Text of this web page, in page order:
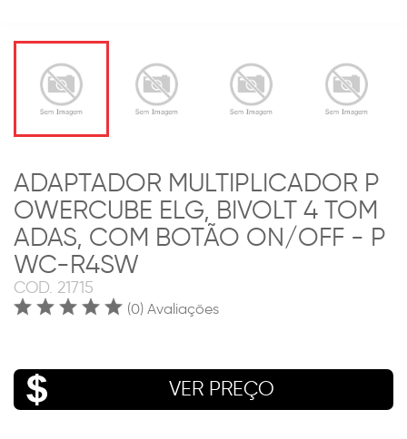
ADAPTADOR MULTIPLICADOR P
OWERCUBE ELG, BIVOLT 4 TOM
ADAS, COM BOTÃO ON/OFF - P
WC-R4SW
COD. 21715
(0) Avaliações
VER PREÇO